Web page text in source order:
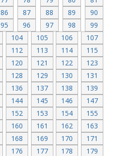
86 87 88 89
90
95 96 97 98
99
104 105 106
107
112 113 114
115
120 121 122
123
128 129 130
131
136 137 138
139
144 145 146
147
152 153 154
155
160 161 162
163
168 169 170
171
176 177 178
179